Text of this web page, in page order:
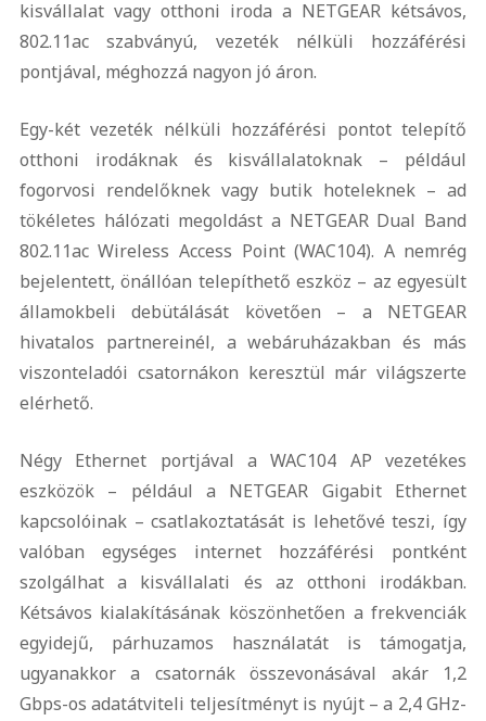
kisvállalat vagy otthoni iroda a NETGEAR kétsávos,
802.11ac szabványú, vezeték nélküli hozzáférési
pontjával, méghozzá nagyon jó áron.
Egy-két vezeték nélküli hozzáférési pontot telepítő
otthoni irodáknak és kisvállalatoknak – például
fogorvosi rendelőknek vagy butik hoteleknek – ad
tökéletes hálózati megoldást a NETGEAR Dual Band
802.11ac Wireless Access Point (WAC104). A nemrég
bejelentett, önállóan telepíthető eszköz – az egyesült
államokbeli debütálását követően – a NETGEAR
hivatalos partnereinél, a webáruházakban és más
viszonteladói csatornákon keresztül már világszerte
elérhető.
Négy Ethernet portjával a WAC104 AP vezetékes
eszközök – például a NETGEAR Gigabit Ethernet
kapcsolóinak – csatlakoztatását is lehetővé teszi, így
valóban egységes internet hozzáférési pontként
szolgálhat a kisvállalati és az otthoni irodákban.
Kétsávos kialakításának köszönhetően a frekvenciák
egyidejű, párhuzamos használatát is támogatja,
ugyanakkor a csatornák összevonásával akár 1,2
Gbps-os adatátviteli teljesítményt is nyújt – a 2,4 GHz-